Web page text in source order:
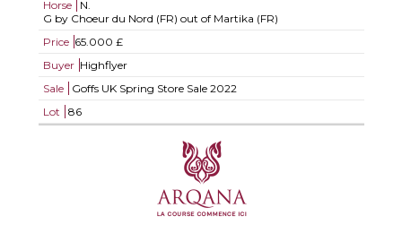
Horse
N.
G by Choeur du Nord (FR) out of Martika (FR)
Price 65.000 £
Buyer Highflyer
Sale
Goffs UK Spring Store Sale 2022
Lot
86